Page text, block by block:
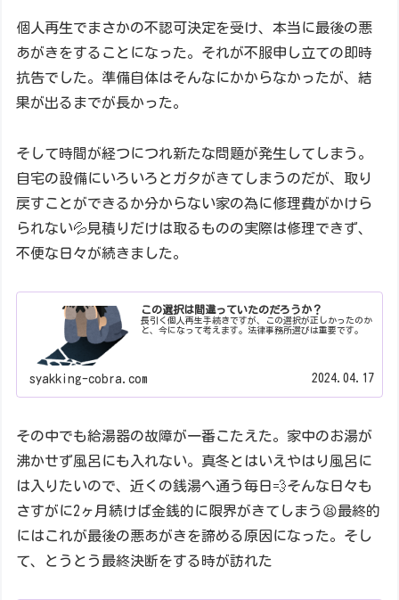
個人再生でまさかの不認可決定を受け、本当に最後の悪
あがきをすることになった。それが不服申し立ての即時
抗告でした。準備自体はそんなにかからなかったが、結
果が出るまでが長かった。
そして時間が経つにつれ新たな問題が発生してしまう。
自宅の設備にいろいろとガタがきてしまうのだが、取り
戻すことができるか分からない家の為に修理費がかけら
られない💦見積りだけは取るものの実際は修理できず、
不便な日々が続きました。
この選択は間違っていたのだろうか？
長引く個人再生手続きですが、この選択が正しかったのか
と、今になって考えます。法律事務所選びは重要です。
syakking-cobra.com 2024.04.17
その中でも給湯器の故障が一番こたえた。家中のお湯が
沸かせず風呂にも入れない。真冬とはいえやはり風呂に
は入りたいので、近くの銭湯へ通う毎日💨そんな日々も
さすがに2ヶ月続けば金銭的に限界がきてしまう😫最終的
にはこれが最後の悪あがきを諦める原因になった。そし
て、とうとう最終決断をする時が訪れた